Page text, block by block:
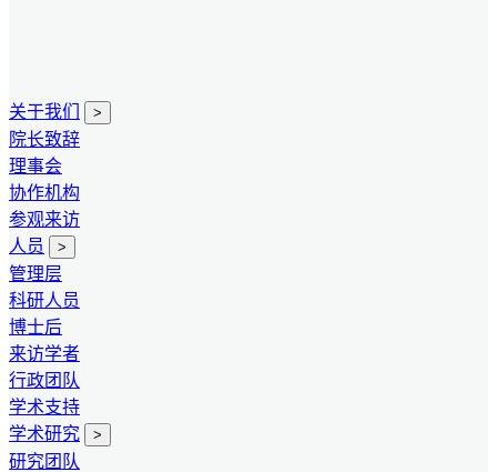
关于我们 >
院长致辞
理事会
协作机构
参观来访
人员
>
管理层
科研人员
博士后
来访学者
行政团队
学术支持
学术研究
>
研究团队